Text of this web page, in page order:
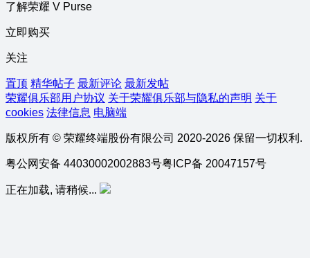
了解荣耀 V Purse
立即购买
关注
置顶 精华帖子 最新评论 最新发帖
荣耀俱乐部用户协议 关于荣耀俱乐部与隐私的声明 关于
cookies 法律信息 电脑端
版权所有 © 荣耀终端股份有限公司 2020-2026 保留一切权利.
粤公网安备 44030002002883号粤ICP备 20047157号
正在加载, 请稍候...